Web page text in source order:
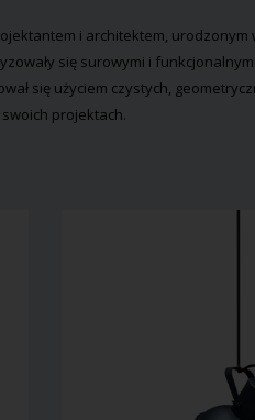
i architektem,
się surowymi i
się użyciem czystych,
projektach.